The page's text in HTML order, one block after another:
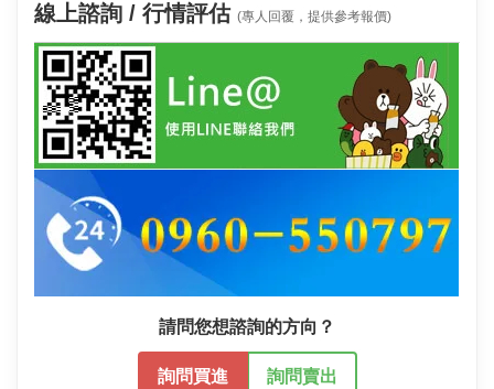
線上諮詢 / 行情評估 (專人回覆，提供參考報價)
請問您想諮詢的方向？
詢問買進 詢問賣出